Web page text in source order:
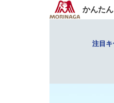
かんた
注目キ